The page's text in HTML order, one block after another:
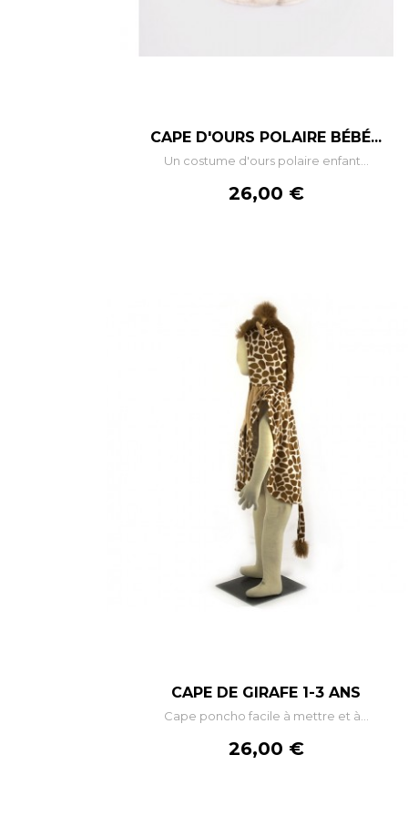
CAPE D'OURS POLAIRE BÉBÉ...
Un costume d'ours polaire enfant...
Prix
26,00 €
–
CAPE DE GIRAFE 1-3 ANS
Cape poncho facile à mettre et à...
Prix
26,00 €